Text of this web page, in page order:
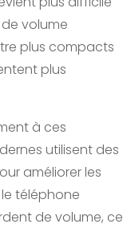
volume
plus compacts
plus
à ces
utilisent des
améliorer les
téléphone
de volume, ce